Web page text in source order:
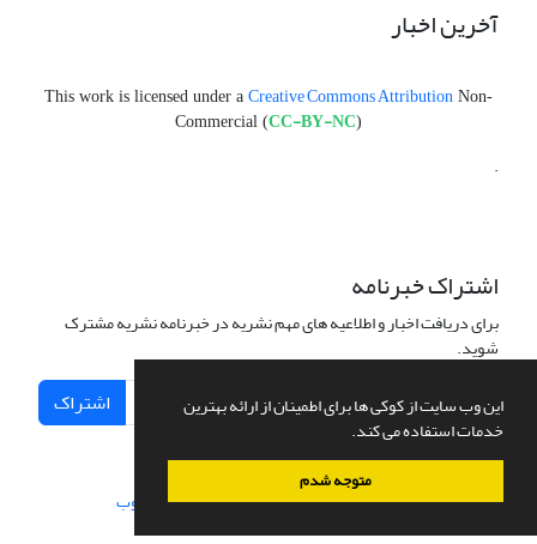
این وب سایت از کوکی ها برای اطمینان از ارائه بهترین
خدمات استفاده می کند.
متوجه شدم
آخرین اخبار
This work is licensed under a Creative Commons Attribution Non-
Commercial (CC-BY-NC)
.
اشتراک خبرنامه
برای دریافت اخبار و اطلاعیه های مهم نشریه در خبرنامه نشریه مشترک
شوید.
اشتراک
سامانه مدیریت نشریات علمی.طراحی و پیاده سازی از سیناوب